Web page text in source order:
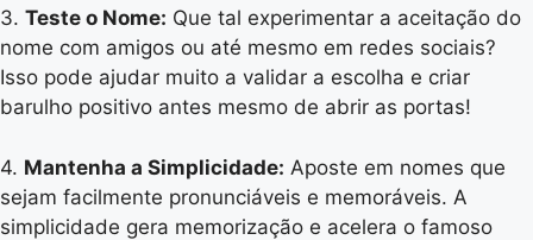
3. Teste o Nome: Que tal experimentar a aceitação do
nome com amigos ou até mesmo em redes sociais?
Isso pode ajudar muito a validar a escolha e criar
barulho positivo antes mesmo de abrir as portas!
4. Mantenha a Simplicidade: Aposte em nomes que
sejam facilmente pronunciáveis e memoráveis. A
simplicidade gera memorização e acelera o famoso